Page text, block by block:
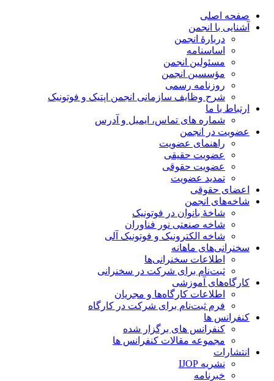
صفحه اصلی
آشنایی با انجمن
دربارۀ انجمن
اساسنامه
مسئولین انجمن
مؤسسین انجمن
روزنامه رسمی
شرح وظایف سازمانی انجمن اپتیک و فوتونیک
ارتباط با ما
شماره های تماس، ایمیل و آدرس
عضویت در انجمن
راهنمای عضویت
عضویت حقیقی
عضویت حقوقی
تمدید عضویت
اعضای حقوقی
شاخه‌های انجمن
شاخۀ بانوان در فوتونیک
شاخه صنعتی نور فناوران
شاخه‌ الکترونیک و فوتونیک آلی
سخنرانی‌های ماهانه
اطلاعات سخنرانی‌‌ها
ثبت‌نام برای شرکت در سخنرانی
کارگاه‌های آموزشی
اطلاعات کارگاه‌ها و مجریان
فرم ثبت‌نام برای شرکت در کارگاه
کنفرانس ها
کنفرانس های برگزار شده
مجموعه مقالات کنفرانس ها
انتشارات
نشریه IJOP
خبرنامه